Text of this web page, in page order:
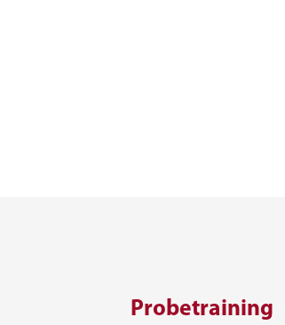
Probetraining